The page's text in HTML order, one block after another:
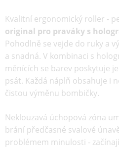
Kvalitní ergonomický roller -
original pro praváky s
Pohodlně se vejde do ruky a
a snadná. V kombinaci s
měnících se barev poskytuje
psát. Každá náplň obsahuje i
čistou výměnu bombičky.
Neklouzavá úchopová zóna
brání předčasné svalové
problémem minulosti -